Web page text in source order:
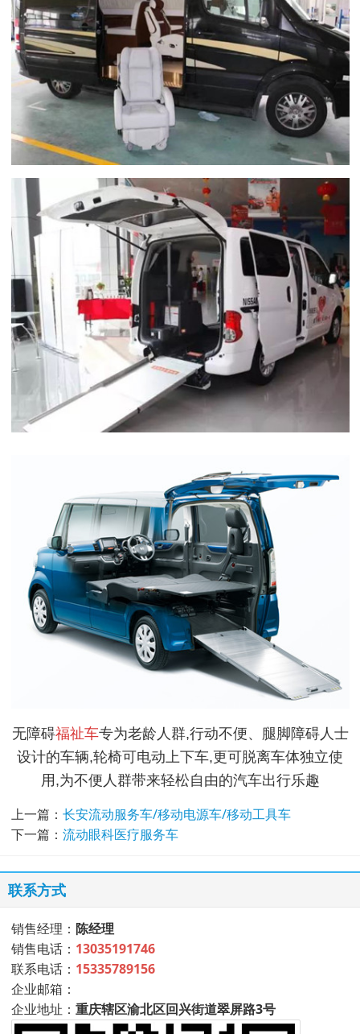
无障碍福祉车专为老龄人群,行动不便、腿脚障碍人士
设计的车辆,轮椅可电动上下车,更可脱离车体独立使
用,为不便人群带来轻松自由的汽车出行乐趣
上一篇： 长安流动服务车/移动电源车/移动工具车
下一篇： 流动眼科医疗服务车
联系方式
销售经理： 陈经理
销售电话： 13035191746
联系电话： 15335789156
企业邮箱：
企业地址： 重庆辖区渝北区回兴街道翠屏路3号